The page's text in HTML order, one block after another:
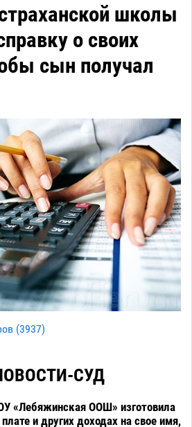
школы
о своих
сын получал
(3937)
СУД
«Лебяжинская ООШ» изготовила
и других доходах на свое имя,